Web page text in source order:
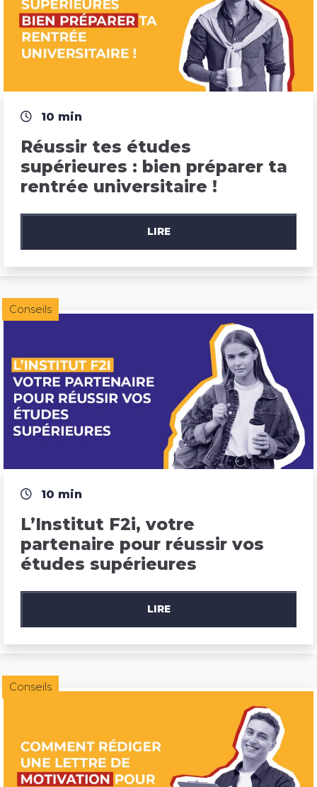
10 min
Réussir tes études
supérieures : bien préparer ta
rentrée universitaire !
LIRE
Conseils
10 min
L’Institut F2i, votre
partenaire pour réussir vos
études supérieures
LIRE
Conseils